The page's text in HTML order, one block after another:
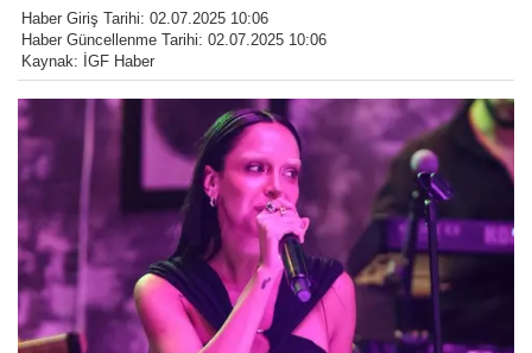
Haber Giriş Tarihi: 02.07.2025 10:06
Haber Güncellenme Tarihi: 02.07.2025 10:06
Kaynak: İGF Haber